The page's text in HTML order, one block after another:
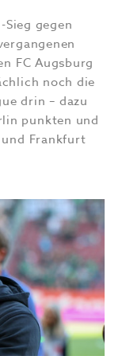
gegen
FC Augsburg
noch die
drin – dazu
punkten und
Frankfurt